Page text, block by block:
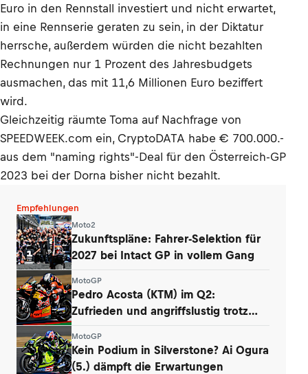
Euro in den Rennstall investiert und nicht erwartet,
in eine Rennserie geraten zu sein, in der Diktatur
herrsche, außerdem würden die nicht bezahlten
Rechnungen nur 1 Prozent des Jahresbudgets
ausmachen, das mit 11,6 Millionen Euro beziffert
wird.
Gleichzeitig räumte Toma auf Nachfrage von
SPEEDWEEK.com ein, CryptoDATA habe € 700.000.-
aus dem "naming rights"-Deal für den Österreich-GP
2023 bei der Dorna bisher nicht bezahlt.
Empfehlungen
Moto2
Zukunftspläne: Fahrer-Selektion für
2027 bei Intact GP in vollem Gang
MotoGP
Pedro Acosta (KTM) im Q2:
Zufrieden und angriffslustig trotz
MotoGP
Kein Podium in Silverstone? Ai Ogura
(5.) dämpft die Erwartungen